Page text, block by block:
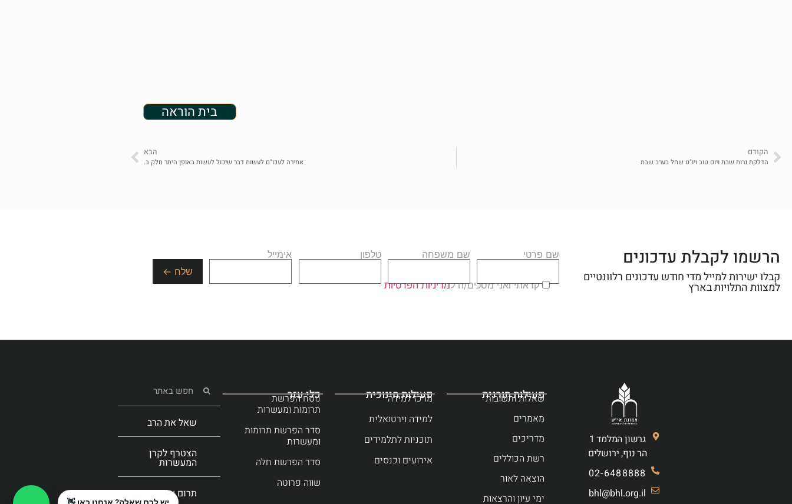
בית הוראה
הקודם
הדלקת נרות שבת ויום טוב ויו"ט שחל בערב שבת
הבא
אמירה לעכו"ם לעשות דבר שיכול לעשות באופן היתר חלק ב.
הרשמו לקבלת עדכונים
קבלו ישירות למייל מדי חודש עדכונים רלוונטיים
למצוות התלויות בארץ
שם פרטי שם משפחה טלפון אימייל
קראתי ואני מסכים/ה למדיניות הפרטיות
גרשון המלמד 1
הר נוף, ירושלים
02-6488888
bhl@bhl.org.il
פעילות תורנית
שאלות ותשובות
מאמרים
מדריכים
רשת הכוללים
הוצאה לאור
ימי עיון והרצאות
פעילות חינוכית
מרכז למידה
למידה וירטואלית
תוכניות לתלמידים
אירועים וכנסים
כלי עזר
נוסח הפרשת
תרומות ומעשרות
סדר הפרשת תרומות
ומעשרות
סדר הפרשת חלה
שווה פרוטה
שאל את הרב
הצטרף לקרן
המעשרות
תרום עכשיו